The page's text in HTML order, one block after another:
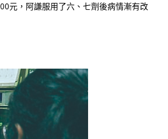
元，阿謙服用了六、七劑後病情漸有改